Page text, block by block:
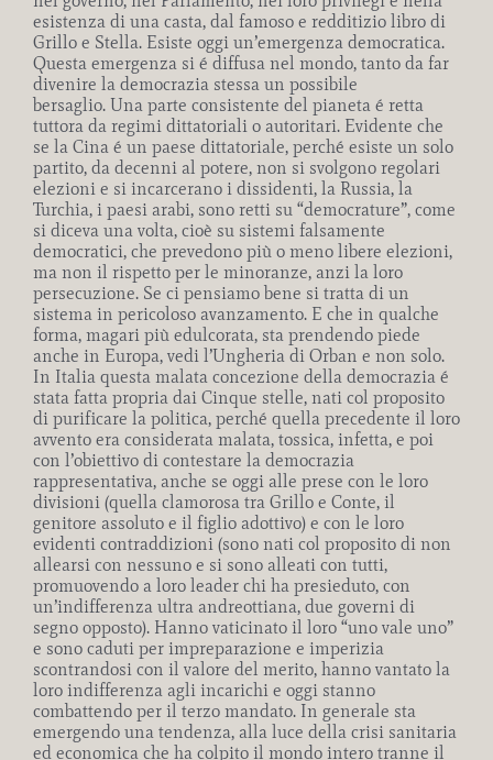
esistenza di una casta, dal famoso e redditizio libro di
Grillo e Stella. Esiste oggi un’emergenza democratica.
Questa emergenza si é diffusa nel mondo, tanto da far
divenire la democrazia stessa un possibile
bersaglio. Una parte consistente del pianeta é retta
tuttora da regimi dittatoriali o autoritari. Evidente che
se la Cina é un paese dittatoriale, perché esiste un solo
partito, da decenni al potere, non si svolgono regolari
elezioni e si incarcerano i dissidenti, la Russia, la
Turchia, i paesi arabi, sono retti su “democrature”, come
si diceva una volta, cioè su sistemi falsamente
democratici, che prevedono più o meno libere elezioni,
ma non il rispetto per le minoranze, anzi la loro
persecuzione. Se ci pensiamo bene si tratta di un
sistema in pericoloso avanzamento. E che in qualche
forma, magari più edulcorata, sta prendendo piede
anche in Europa, vedi l’Ungheria di Orban e non solo.
In Italia questa malata concezione della democrazia é
stata fatta propria dai Cinque stelle, nati col proposito
di purificare la politica, perché quella precedente il loro
avvento era considerata malata, tossica, infetta, e poi
con l’obiettivo di contestare la democrazia
rappresentativa, anche se oggi alle prese con le loro
divisioni (quella clamorosa tra Grillo e Conte, il
genitore assoluto e il figlio adottivo) e con le loro
evidenti contraddizioni (sono nati col proposito di non
allearsi con nessuno e si sono alleati con tutti,
promuovendo a loro leader chi ha presieduto, con
un’indifferenza ultra andreottiana, due governi di
segno opposto). Hanno vaticinato il loro “uno vale uno”
e sono caduti per impreparazione e imperizia
scontrandosi con il valore del merito, hanno vantato la
loro indifferenza agli incarichi e oggi stanno
combattendo per il terzo mandato. In generale sta
emergendo una tendenza, alla luce della crisi sanitaria
ed economica che ha colpito il mondo intero tranne il